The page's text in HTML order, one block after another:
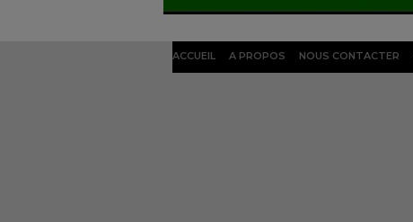
ACCUEIL A PROPOS NOUS CONTACTER